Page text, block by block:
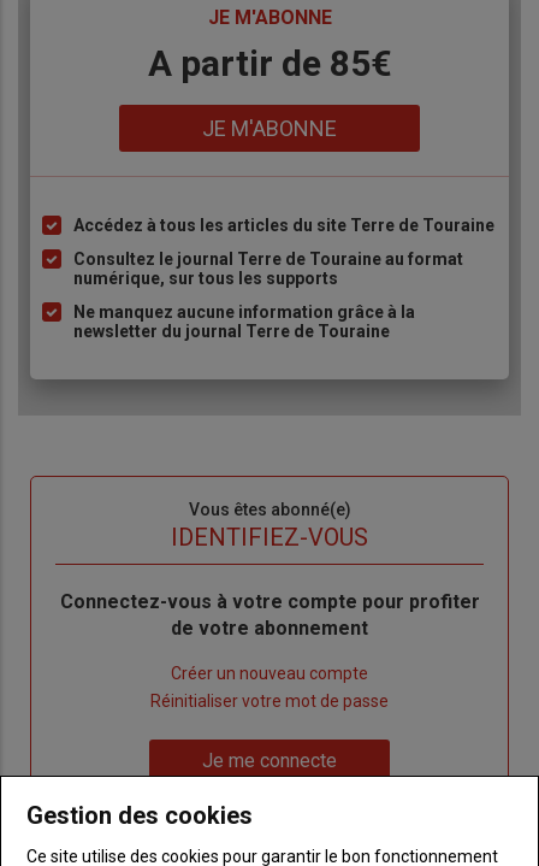
JE M'ABONNE
A partir de 85€
JE M'ABONNE
Liste
à
puce
Accédez à tous les articles du site Terre de Touraine
Consultez le journal Terre de Touraine au format
numérique, sur tous les supports
Ne manquez aucune information grâce à la
newsletter du journal Terre de Touraine
Vous êtes abonné(e)
IDENTIFIEZ-VOUS
Body
Connectez-vous à votre compte pour profiter
de votre abonnement
Créer un nouveau compte
de
Réinitialiser votre mot de passe
"Je
me
Je me connecte
Gestion des cookies
Ce site utilise des cookies pour garantir le bon fonctionnement